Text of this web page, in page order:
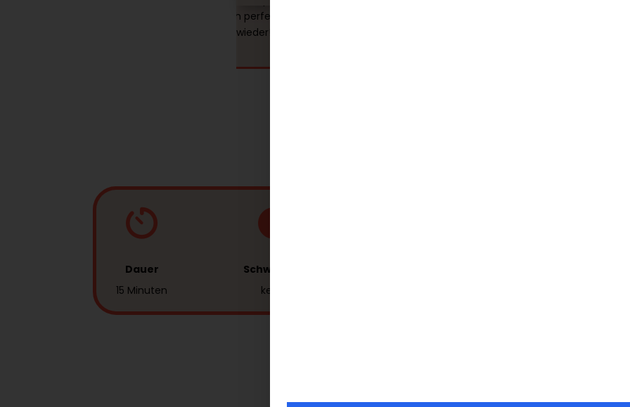
und die Ärztin hat mich perfekt beraten. Ich
komme auf jeden Fall wieder!
Dauer
15 Minuten
Schwellung
keine